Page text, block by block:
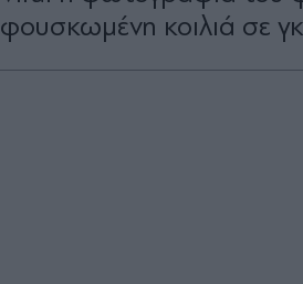
φουσκωμένη κοιλιά σε